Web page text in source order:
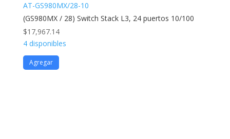
AT-GS980MX/28-10
(GS980MX / 28) Switch Stack L3, 24 puertos 10/100
$17,967.14
4 disponibles
Agregar